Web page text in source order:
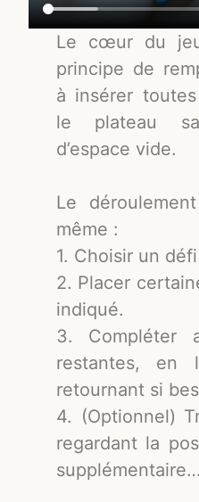
Le cœur du
principe de
à insérer
le plateau
d’espace vide.
Le
même :
1. Choisir un
2. Placer
indiqué.
3. Compléter
restantes, en
retournant si
4. (Optionnel)
regardant la
supplémentaire…